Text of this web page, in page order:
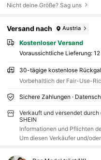
Nicht deine Größe? Sag uns
Versand nach Austria
Kostenloser Versand
Voraussichtliche Lieferung:
30-tägige kostenlose
Vorbehaltlich der Fair-Use-
Sichere Zahlungen ·
Verkauft und versendet
SHEIN
Informationen und Pflichten
Um diesen Verkäufer und/